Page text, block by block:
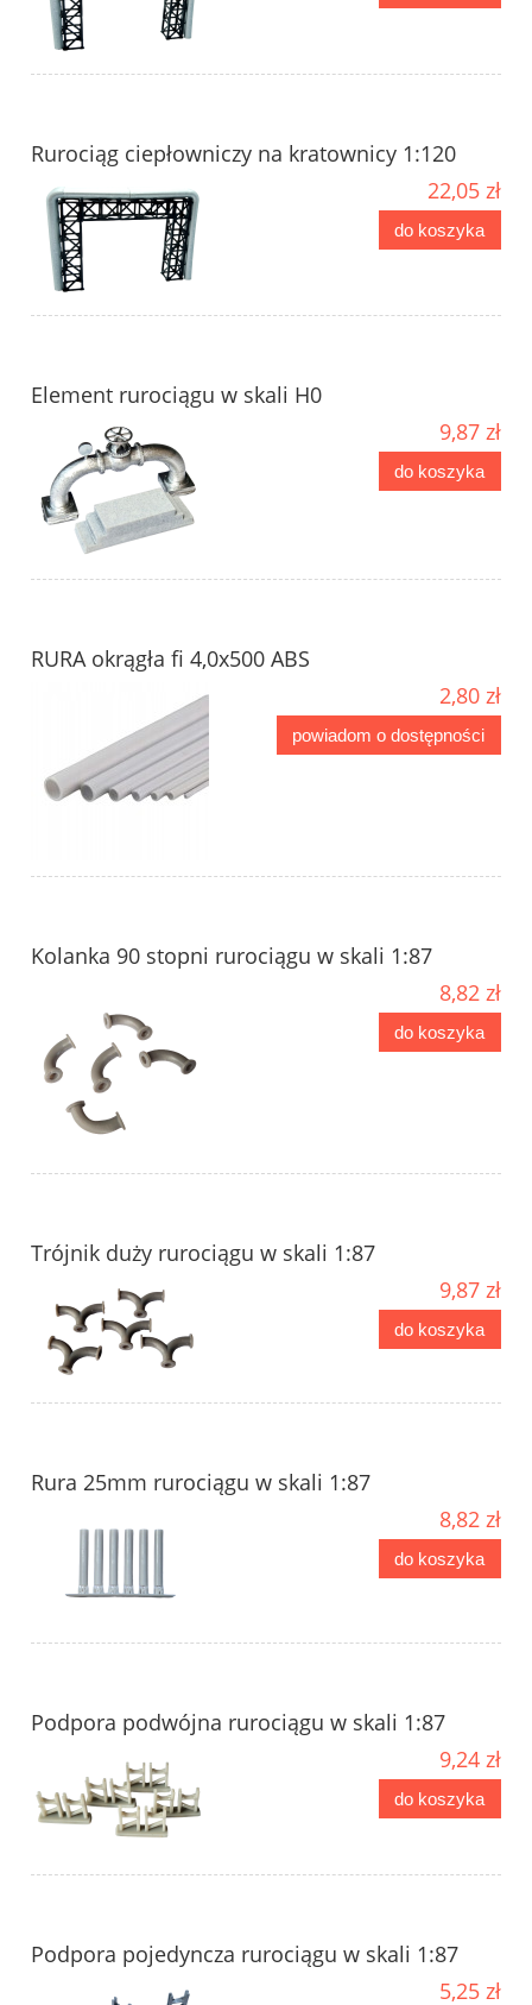
Rurociąg ciepłowniczy na kratownicy 1:120
22,05 zł
do koszyka
Element rurociągu w skali H0
9,87 zł
do koszyka
RURA okrągła fi 4,0x500 ABS
2,80 zł
powiadom o dostępności
Kolanka 90 stopni rurociągu w skali 1:87
8,82 zł
do koszyka
Trójnik duży rurociągu w skali 1:87
9,87 zł
do koszyka
Rura 25mm rurociągu w skali 1:87
8,82 zł
do koszyka
Podpora podwójna rurociągu w skali 1:87
9,24 zł
do koszyka
Podpora pojedyncza rurociągu w skali 1:87
5,25 zł